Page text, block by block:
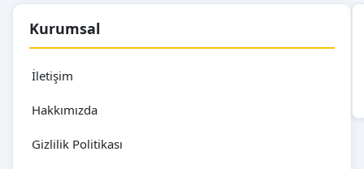
Kurumsal
İletişim
Hakkımızda
Gizlilik Politikası